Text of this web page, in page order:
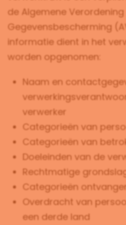
de Algemene Verordening
Gegevensbescherming
informatie dient in het
worden opgenomen:
Naam en
verwerker
Categorieën van
Categorieën van
Doeleinden van de
Rechtmatige
Categorieën
Overdracht van
een derde land